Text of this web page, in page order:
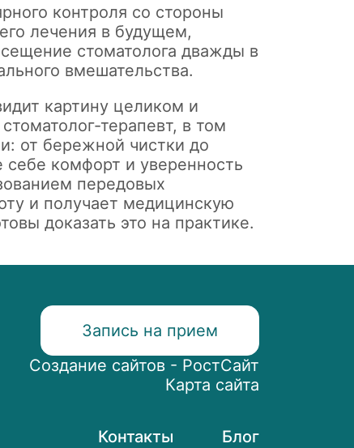
контроля со стороны
лечения в будущем,
стоматолога дважды в
вмешательства.
картину целиком и
терапевт, в том
от бережной чистки до
комфорт и уверенность
передовых
и получает медицинскую
доказать это на практике.
Контакты Блог
Запись на прием
Создание сайтов - РостСайт
Карта сайта